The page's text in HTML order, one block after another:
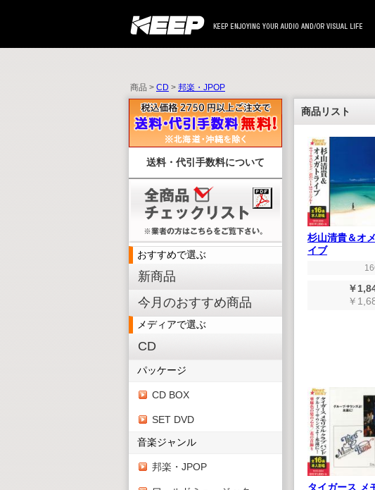
商品 >CD>邦楽・JPOP
送料・代引手数料について
おすすめで選ぶ
新商品
今月のおすすめ商品
メディアで選ぶ
CD
パッケージ
CD BOX
SET DVD
音楽ジャンル
邦楽・JPOP
商品リスト
杉山清貴＆オ
イブ
￥
￥
タイガース メ